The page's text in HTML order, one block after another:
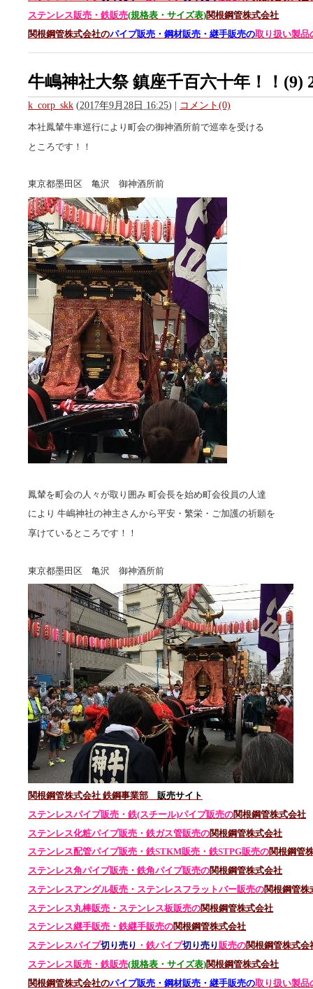
ステンレス販売・鉄販売(規格表・サイズ表)関根鋼管株式会社
関根鋼管株式会社のパイプ販売・鋼材販売・継手販売の取り扱い製品
牛嶋神社大祭 鎮座千百六十年！！(9)
k_corp_skk (2017年9月28日 16:25) | コメント(0)
本社鳳輦牛車巡行により町会の御神酒所前で巡幸を受ける
ところです！！
東京都墨田区 亀沢 御神酒所前
鳳輦を町会の人々が取り囲み 町会長を始め町会役員の人達
により 牛嶋神社の神主さんから平安・繁栄・ご加護の祈願を
享けているところです！！
東京都墨田区 亀沢 御神酒所前
関根鋼管株式会社 鉄鋼事業部 販売サイト
ステンレスパイプ販売・鉄(スチール)パイプ販売の関根鋼管株式会社
ステンレス化粧パイプ販売・鉄ガス管販売の関根鋼管株式会社
ステンレス配管パイプ販売・鉄STKM販売・鉄STPG販売の関根鋼管
ステンレス角パイプ販売・鉄角パイプ販売の関根鋼管株式会社
ステンレスアングル販売・ ステンレスフラットバー販売の関根鋼管株
ステンレス丸棒販売・ ステンレス板販売の関根鋼管株式会社
ステンレス継手販売・鉄継手販売の関根鋼管株式会社
ステンレスパイプ切り売り ・鉄パイプ切り売り販売の関根鋼管株式会
ステンレス販売・鉄販売(規格表・サイズ表)関根鋼管株式会社
関根鋼管株式会社のパイプ販売・鋼材販売・継手販売の取り扱い製品